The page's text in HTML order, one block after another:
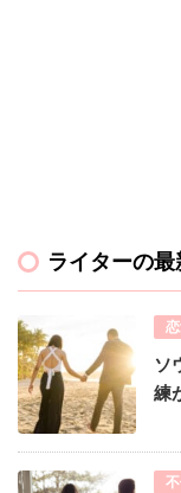
ライターの
ソ
練